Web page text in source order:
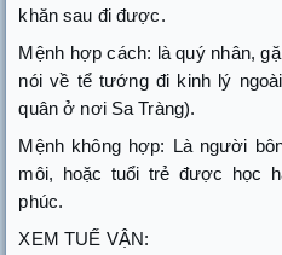
khăn sau đi được.
Mệnh hợp cách: là quý nhân,
nói về tể tướng đi kinh lý
quân ở nơi Sa Tràng).
Mệnh không hợp: Là người
môi, hoặc tuổi trẻ được học
phúc.
XEM TUẾ VẬN: